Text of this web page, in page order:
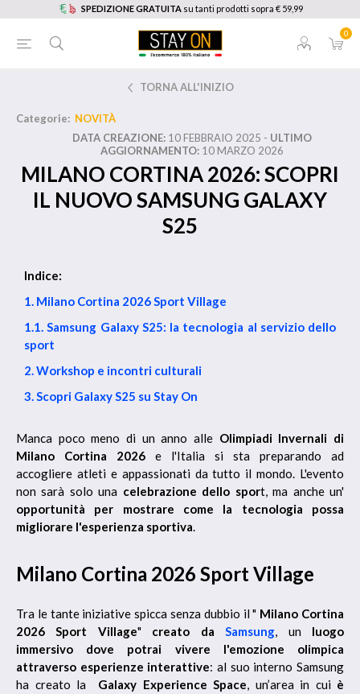
SPEDIZIONE GRATUITA su tanti prodotti sopra € 59,99
0
TORNA ALL'INIZIO
Categorie: NOVITÀ
DATA CREAZIONE: 10 FEBBRAIO 2025 - ULTIMO
AGGIORNAMENTO: 10 MARZO 2026
MILANO CORTINA 2026: SCOPRI
IL NUOVO SAMSUNG GALAXY
S25
Indice:
1. Milano Cortina 2026 Sport Village
1.1. Samsung Galaxy S25: la tecnologia al servizio dello
sport
2. Workshop e incontri culturali
3. Scopri Galaxy S25 su Stay On
Manca poco meno di un anno alle Olimpiadi Invernali di
Milano Cortina 2026 e l'Italia si sta preparando ad
accogliere atleti e appassionati da tutto il mondo. L'evento
non sarà solo una celebrazione dello sport, ma anche un'
opportunità per mostrare come la tecnologia possa
migliorare l'esperienza sportiva.
Milano Cortina 2026 Sport Village
Tra le tante iniziative spicca senza dubbio il " Milano Cortina
2026 Sport Village" creato daSamsung, un luogo
immersivo dove potrai vivere l'emozione olimpica
attraverso esperienze interattive: al suo interno Samsung
ha creato la Galaxy Experience Space, un’area in cui è